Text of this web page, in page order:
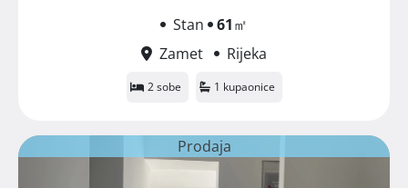
Stan 61㎡
Zamet
Rijeka
2 sobe 1 kupaonice
Prodaja